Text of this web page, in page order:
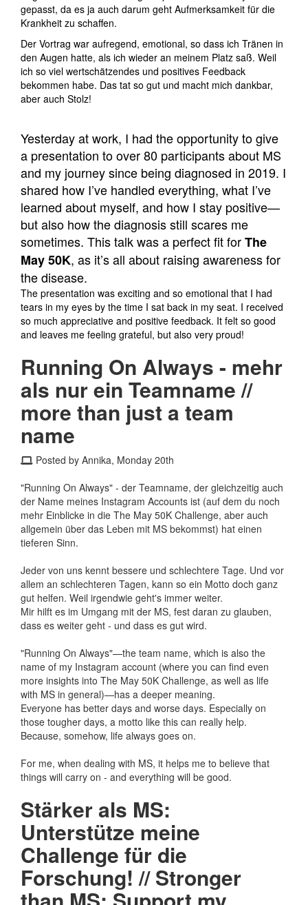
gepasst, da es ja auch darum geht Aufmerksamkeit für die
Krankheit zu schaffen.
Der Vortrag war aufregend, emotional, so dass ich Tränen in
den Augen hatte, als ich wieder an meinem Platz saß. Weil
ich so viel wertschätzendes und positives Feedback
bekommen habe. Das tat so gut und macht mich dankbar,
aber auch Stolz!
Yesterday at work, I had the opportunity to give
a presentation to over 80 participants about MS
and my journey since being diagnosed in 2019. I
shared how I’ve handled everything, what I’ve
learned about myself, and how I stay positive—
but also how the diagnosis still scares me
sometimes. This talk was a perfect fit forThe
May 50K, as it’s all about raising awareness for
the disease.
The presentation was exciting and so emotional that I had
tears in my eyes by the time I sat back in my seat. I received
so much appreciative and positive feedback. It felt so good
and leaves me feeling grateful, but also very proud!
Running On Always - mehr
als nur ein Teamname //
more than just a team
name
Posted by Annika, Monday 20th
"Running On Always" - der Teamname, der gleichzeitig auch
der Name meines Instagram Accounts ist (auf dem du noch
mehr Einblicke in die The May 50K Challenge, aber auch
allgemein über das Leben mit MS bekommst) hat einen
tieferen Sinn.
Jeder von uns kennt bessere und schlechtere Tage. Und vor
allem an schlechteren Tagen, kann so ein Motto doch ganz
gut helfen. Weil irgendwie geht's immer weiter.
Mir hilft es im Umgang mit der MS, fest daran zu glauben,
dass es weiter geht - und dass es gut wird.
"Running On Always"—the team name, which is also the
name of my Instagram account (where you can find even
more insights into The May 50K Challenge, as well as life
with MS in general)—has a deeper meaning.
Everyone has better days and worse days. Especially on
those tougher days, a motto like this can really help.
Because, somehow, life always goes on.
For me, when dealing with MS, it helps me to believe that
things will carry on - and everything will be good.
Stärker als MS:
Unterstütze meine
Challenge für die
Forschung! // Stronger